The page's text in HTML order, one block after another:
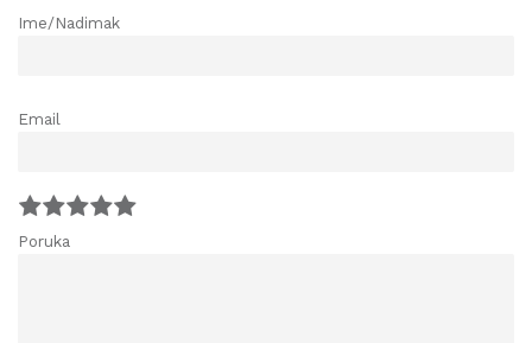
Ime/Nadimak
Email
Poruka